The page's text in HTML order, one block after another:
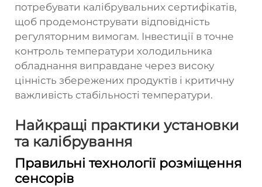
потребувати калібрувальних сертифікатів,
щоб продемонструвати відповідність
регуляторним вимогам. Інвестиції в точне
контроль температури холодильника
обладнання виправдане через високу
цінність збережених продуктів і критичну
важливість стабільності температури.
Найкращі практики установки
та калібрування
Правильні технології розміщення
сенсорів